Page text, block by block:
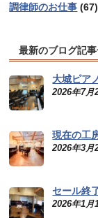
調律師のお仕事 (67)
最新のブログ記
大城ピア
2026年7月
現在の工
2026年3月
セール終
2026年1月